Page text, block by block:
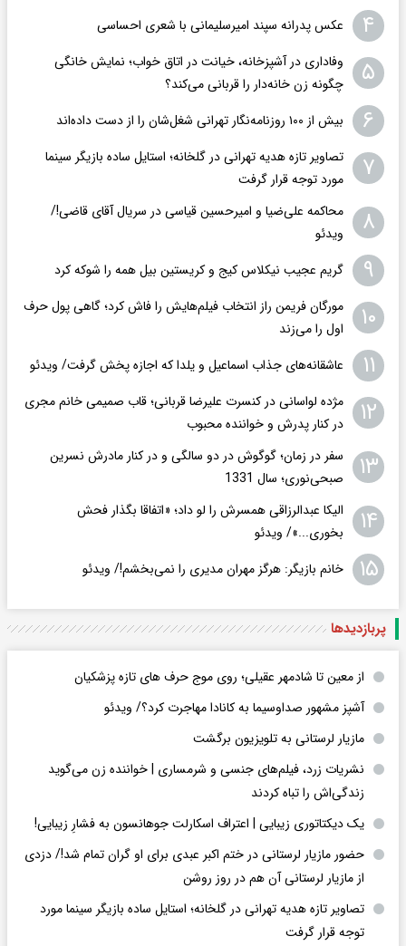
۴ عکس پدرانه سپند امیرسلیمانی با شعری احساسی
۵
وفاداری در آشپزخانه، خیانت در اتاق خواب؛ نمایش خانگی
چگونه زن خانه‌دار را قربانی می‌کند؟
۶ بیش از ۱۰۰ روزنامه‌نگار تهرانی شغل‌شان را از دست داده‌اند
۷
تصاویر تازه هدیه تهرانی در گلخانه؛ استایل ساده بازیگر سینما
مورد توجه قرار گرفت
۸
محاکمه علی‌ضیا و امیرحسین قیاسی در سریال آقای قاضی!/
ویدئو
۹ گریم عجیب نیکلاس کیج و کریستین بیل همه را شوکه کرد
۱۰
مورگان فریمن راز انتخاب فیلم‌هایش را فاش کرد؛ گاهی پول حرف
اول را می‌زند
۱۱ عاشقانه‌های جذاب اسماعیل و یلدا که اجازه پخش گرفت/ ویدئو
۱۲
مژده لواسانی در کنسرت علیرضا قربانی؛ قاب صمیمی خانم مجری
در کنار پدرش و خواننده محبوب
۱۳
سفر در زمان؛ گوگوش در دو سالگی و در کنار مادرش نسرین
صبحی‌نوری؛ سال 1331
۱۴
الیکا عبدالرزاقی همسرش را لو داد؛ «اتفاقا بگذار فحش
بخوری...»/ ویدئو
۱۵ خانم بازیگر: هرگز مهران مدیری را نمی‌بخشم!/ ویدئو
پربازدید‌ها
از معین تا شادمهر عقیلی؛ روی موج حرف های تازه پزشکیان
آشپز مشهور صداوسیما به کانادا مهاجرت کرد؟/ ویدئو
مازیار لرستانی به تلویزیون برگشت
نشریات زرد، فیلم‌های جنسی و شرمساری | خواننده زن می‌گوید
زندگی‌اش را تباه کردند
یک دیکتاتوری زیبایی | اعتراف اسکارلت جوهانسون به فشارِ زیبایی!
حضور مازیار لرستانی در ختم اکبر عبدی برای او گران تمام شد!/ دزدی
از مازیار لرستانی آن هم در روز روشن
تصاویر تازه هدیه تهرانی در گلخانه؛ استایل ساده بازیگر سینما مورد
توجه قرار گرفت